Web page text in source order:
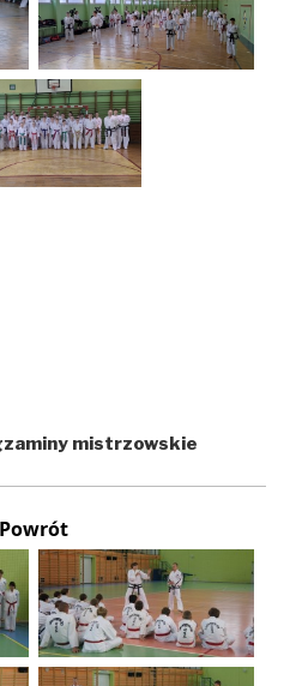
mistrzowskie
Powrót